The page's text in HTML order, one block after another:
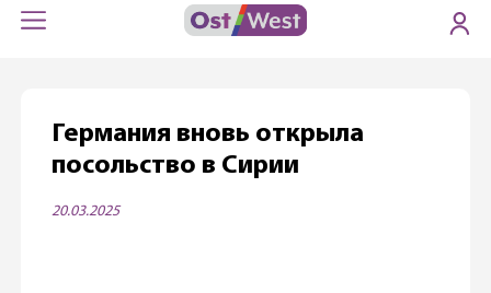
Германия вновь открыла
посольство в Сирии
20.03.2025